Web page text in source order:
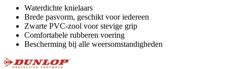
Waterdichte knielaars
Brede pasvorm, geschikt voor iedereen
Zwarte PVC-zool voor stevige grip
Comfortabele rubberen voering
Bescherming bij alle weersomstandigheden